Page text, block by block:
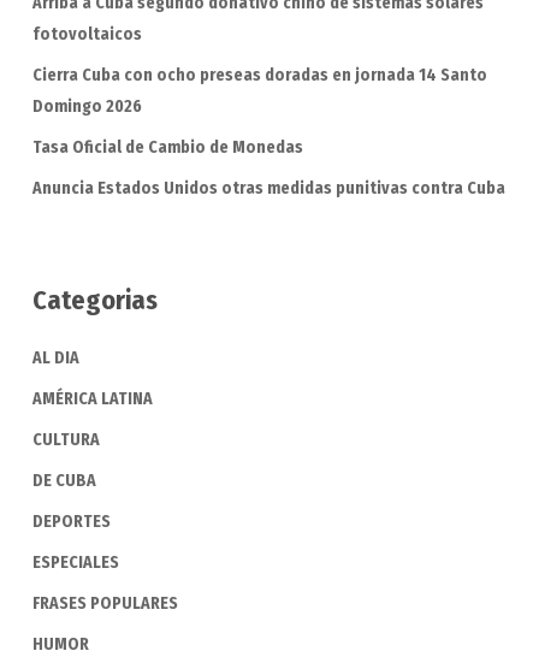
fotovoltaicos
Cierra Cuba con ocho preseas doradas en jornada 14 Santo
Domingo 2026
Tasa Oficial de Cambio de Monedas
Anuncia Estados Unidos otras medidas punitivas contra Cuba
Categorias
AL DIA
AMÉRICA LATINA
CULTURA
DE CUBA
DEPORTES
ESPECIALES
FRASES POPULARES
HUMOR